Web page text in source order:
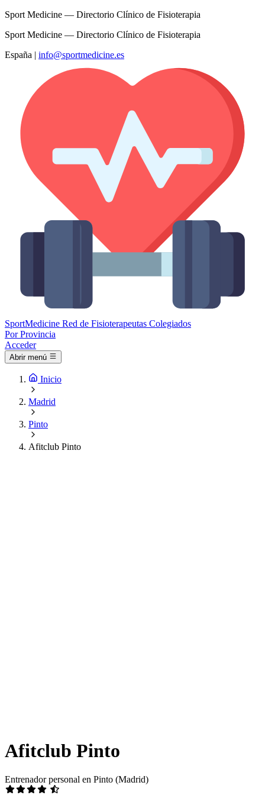
Sport Medicine — Directorio Clínico de Fisioterapia
Sport Medicine — Directorio Clínico de Fisioterapia
España | info@sportmedicine.es
SportMedicine Red de Fisioterapeutas Colegiados
Por Provincia
Acceder
Abrir menú
Inicio
Madrid
Pinto
Afitclub Pinto
Afitclub Pinto
Entrenador personal en Pinto (Madrid)